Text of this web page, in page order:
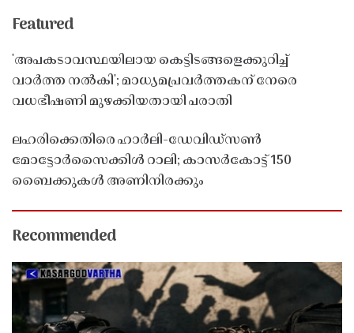
Featured
'അപകടാവസ്ഥയിലായ കെട്ടിടങ്ങളെക്കുറിച്ച്
വാർത്ത നൽകി'; മാധ്യമപ്രവർത്തകന് നേരെ
വധഭീഷണി മുഴക്കിയതായി പരാതി
ലഹരിക്കെതിരെ ഹാർലി-ഡേവിഡ്‌സൺ
മോട്ടോർസൈക്കിൾ റാലി; കാസർകോട്ട് 150
ബൈക്കുകൾ അണിനിരക്കും
Recommended